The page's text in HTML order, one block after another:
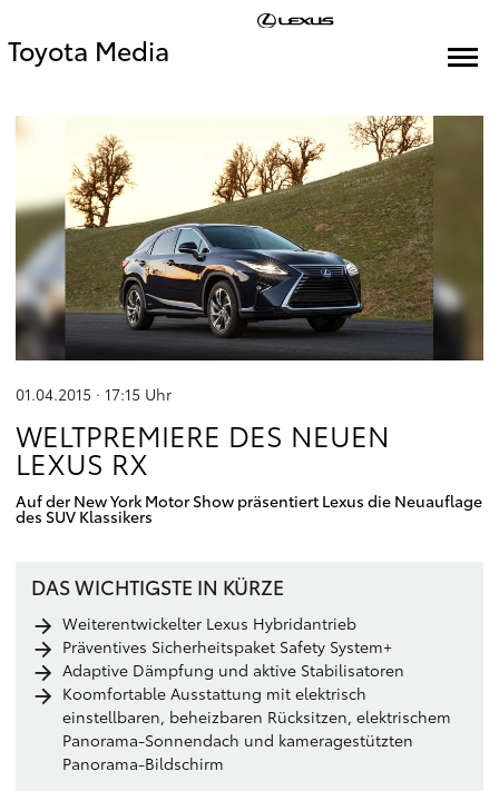
Toyota Media
01.04.2015 · 17:15 Uhr
WELTPREMIERE DES NEUEN
LEXUS RX
Auf der New York Motor Show präsentiert Lexus die Neuauflage
des SUV Klassikers
DAS WICHTIGSTE IN KÜRZE
Weiterentwickelter Lexus Hybridantrieb
Präventives Sicherheitspaket Safety System+
Adaptive Dämpfung und aktive Stabilisatoren
Koomfortable Ausstattung mit elektrisch
einstellbaren, beheizbaren Rücksitzen, elektrischem
Panorama-Sonnendach und kameragestützten
Panorama-Bildschirm